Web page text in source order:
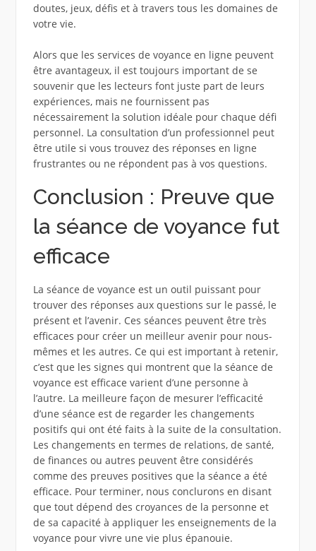
doutes, jeux, défis et à travers tous les domaines de
votre vie.
Alors que les services de voyance en ligne peuvent
être avantageux, il est toujours important de se
souvenir que les lecteurs font juste part de leurs
expériences, mais ne fournissent pas
nécessairement la solution idéale pour chaque défi
personnel. La consultation d’un professionnel peut
être utile si vous trouvez des réponses en ligne
frustrantes ou ne répondent pas à vos questions.
Conclusion : Preuve que
la séance de voyance fut
efficace
La séance de voyance est un outil puissant pour
trouver des réponses aux questions sur le passé, le
présent et l’avenir. Ces séances peuvent être très
efficaces pour créer un meilleur avenir pour nous-
mêmes et les autres. Ce qui est important à retenir,
c’est que les signes qui montrent que la séance de
voyance est efficace varient d’une personne à
l’autre. La meilleure façon de mesurer l’efficacité
d’une séance est de regarder les changements
positifs qui ont été faits à la suite de la consultation.
Les changements en termes de relations, de santé,
de finances ou autres peuvent être considérés
comme des preuves positives que la séance a été
efficace. Pour terminer, nous conclurons en disant
que tout dépend des croyances de la personne et
de sa capacité à appliquer les enseignements de la
voyance pour vivre une vie plus épanouie.